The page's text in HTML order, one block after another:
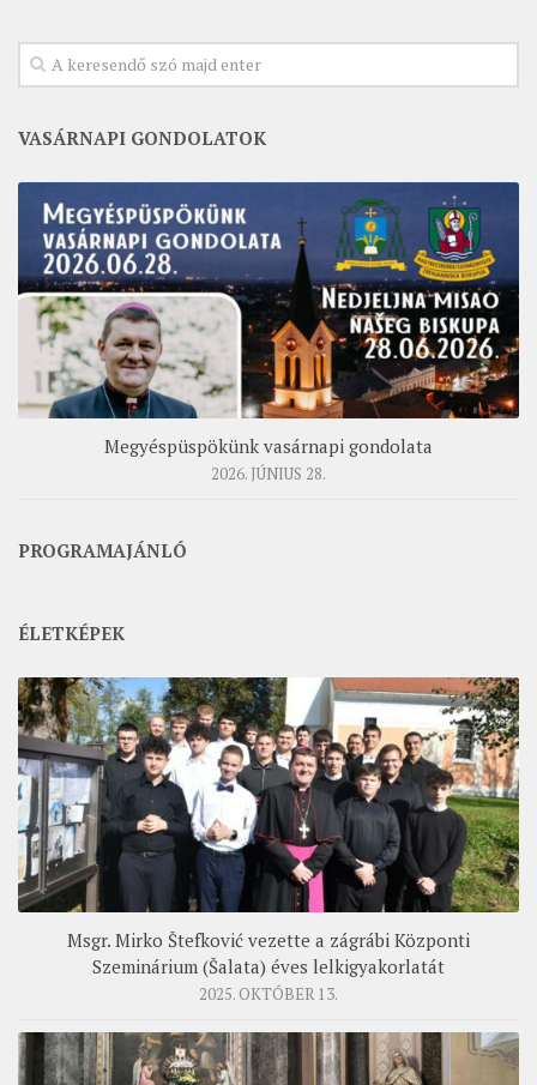
VASÁRNAPI GONDOLATOK
Megyéspüspökünk vasárnapi gondolata
2026. JÚNIUS 28.
PROGRAMAJÁNLÓ
ÉLETKÉPEK
Msgr. Mirko Štefković vezette a zágrábi Központi
Szeminárium (Šalata) éves lelkigyakorlatát
2025. OKTÓBER 13.